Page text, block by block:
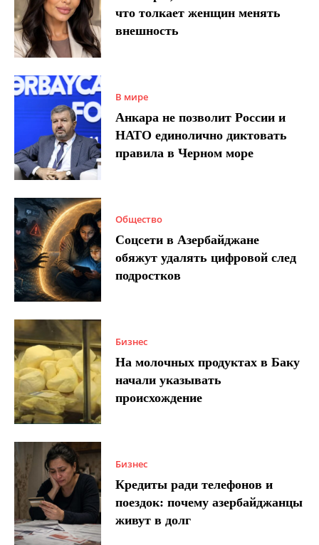
что толкает женщин менять
внешность
В мире
Анкара не позволит России и
НАТО единолично диктовать
правила в Черном море
Общество
Соцсети в Азербайджане
обяжут удалять цифровой след
подростков
Бизнес
На молочных продуктах в Баку
начали указывать
происхождение
Бизнес
Кредиты ради телефонов и
поездок: почему азербайджанцы
живут в долг